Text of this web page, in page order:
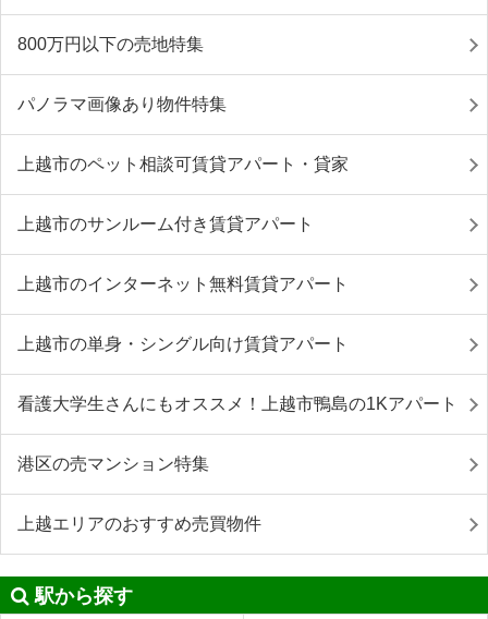
800万円以下の売地特集
パノラマ画像あり物件特集
上越市のペット相談可賃貸アパート・貸家
上越市のサンルーム付き賃貸アパート
上越市のインターネット無料賃貸アパート
上越市の単身・シングル向け賃貸アパート
看護大学生さんにもオススメ！上越市鴨島の1Kアパート
港区の売マンション特集
上越エリアのおすすめ売買物件
駅から探す